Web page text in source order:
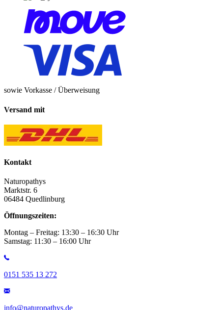
sowie Vorkasse / Überweisung
Versand mit
Kontakt
Naturopathys
Marktstr. 6
06484 Quedlinburg
Öffnungszeiten:
Montag – Freitag: 13:30 – 16:30 Uhr
Samstag: 11:30 – 16:00 Uhr
0151 535 13 272
info@naturopathys.de